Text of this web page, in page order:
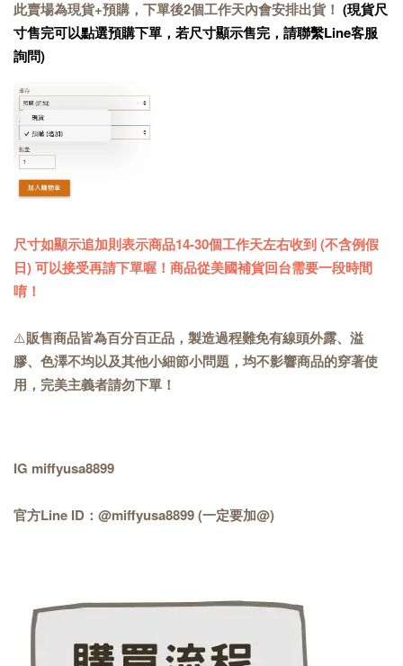
此賣場為現貨+預購，下單後2個工作天內會安排出貨！ (現貨尺
寸售完可以點選預購下單，若尺寸顯示售完，請聯繫Line客服
詢問)
尺寸如顯示追加則表示商品14-30個工作天左右收到 (不含例假
日) 可以接受再請下單喔！商品從美國補貨回台需要一段時間
唷！
⚠️販售商品皆為百分百正品，製造過程難免有線頭外露、溢
膠、色澤不均以及其他小細節小問題，均不影響商品的穿著使
用，完美主義者請勿下單！
IG miffyusa8899
官方Line ID：@miffyusa8899 (一定要加@)